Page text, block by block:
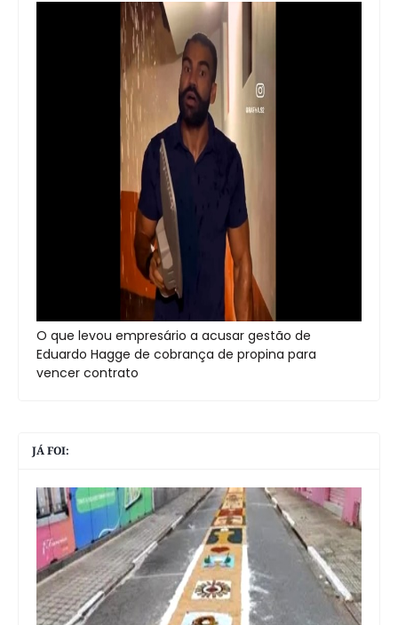
O que levou empresário a acusar gestão de
Eduardo Hagge de cobrança de propina para
vencer contrato
JÁ FOI: